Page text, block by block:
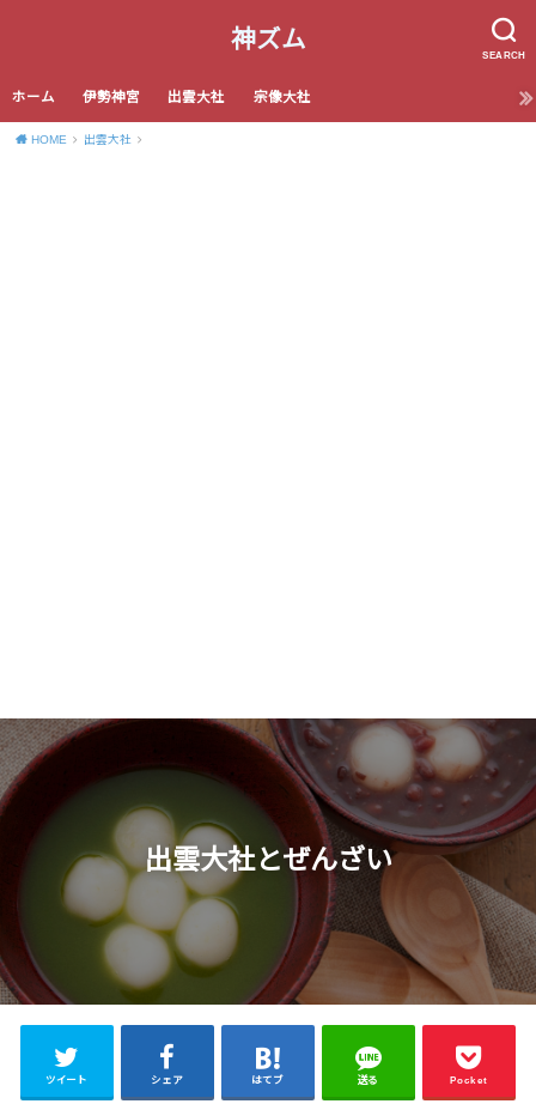
SEARCH
神ズム
ホーム 伊勢神宮 出雲大社 宗像大社
HOME 出雲大社
出雲大社とぜんざい
ツイート シェア はてブ 送る Pocket